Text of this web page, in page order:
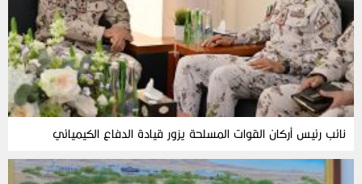
نائب رئيس أركان القوات المسلحة يزور قيادة الدفاع الكيميائي